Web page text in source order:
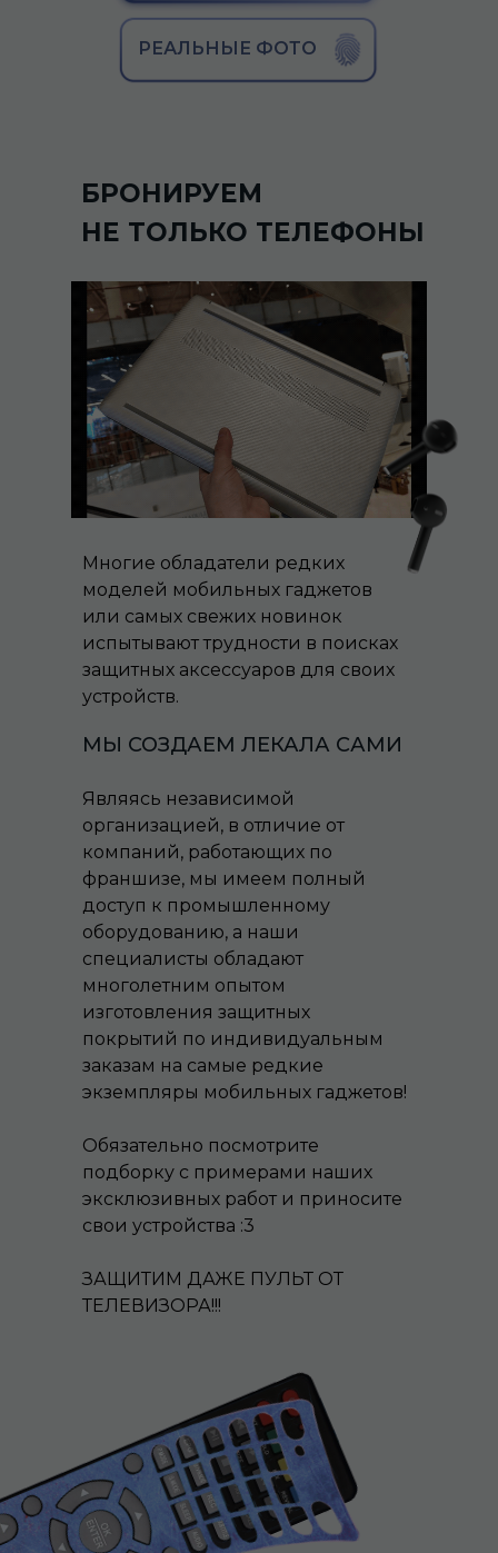
РЕАЛЬНЫЕ ФОТО
ДЛЯ ЛЮБОГО
УСТРОЙСТВА
Многие обладатели редких
моделей мобильных гаджетов
или самых свежих новинок
испытывают трудности в поисках
защитных аксессуаров для своих
устройств.
МЫ СОЗДАЕМ ЛЕКАЛА САМИ
БРОНИРУЕМ
НЕ ТОЛЬКО ТЕЛЕФОНЫ
Являясь независимой
организацией, в отличие от
компаний, работающих по
франшизе, мы имеем полный
доступ к промышленному
оборудованию, а наши
специалисты обладают
многолетним опытом
изготовления защитных
покрытий по индивидуальным
заказам на самые редкие
экземпляры мобильных гаджетов!
Обязательно посмотрите
подборку с примерами наших
эксклюзивных работ и приносите
свои устройства :3
ЗАЩИТИМ ДАЖЕ ПУЛЬТ ОТ
ТЕЛЕВИЗОРА!!!